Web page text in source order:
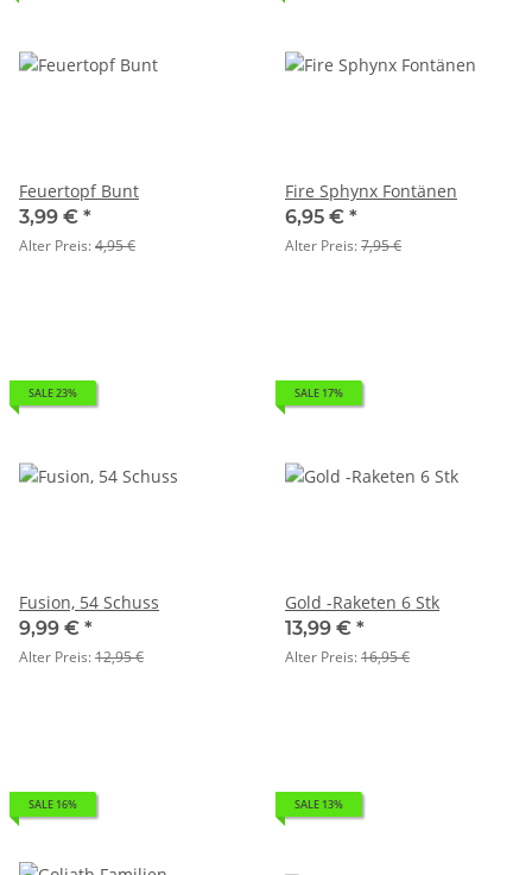
Feuertopf Bunt
3,99 € *
Alter Preis:4,95 €
Fire Sphynx Fontänen
6,95 € *
Alter Preis:7,95 €
SALE 23%
Fusion, 54 Schuss
9,99 € *
Alter Preis:12,95 €
SALE 17%
Gold -Raketen 6 Stk
13,99 € *
Alter Preis:16,95 €
SALE 16% SALE 13%